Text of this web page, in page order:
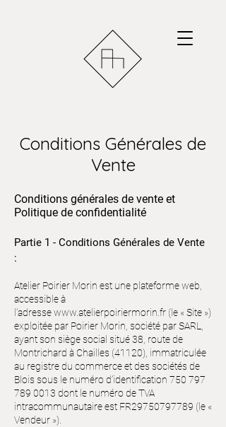
Conditions Générales de
Vente
Conditions générales de vente et
Politique de confidentialité
Partie 1 - Conditions Générales de Vente
:
Atelier Poirier Morin est une plateforme web,
accessible à
l’adressewww.atelierpoiriermorin.fr (le « Site »)
exploitée par Poirier Morin, société par SARL,
ayant son siège social situé 38, route de
Montrichard à Chailles (41120), immatriculée
au registre du commerce et des sociétés de
Blois sous le numéro d’identification 750 797
789 0013 dont le numéro de TVA
intracommunautaire est FR29750797789 (le «
Vendeur »).